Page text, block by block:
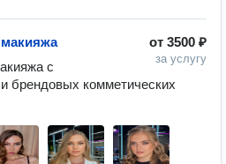
от 3500 ₽
за услугу
макияжа
с
брендовых комметических